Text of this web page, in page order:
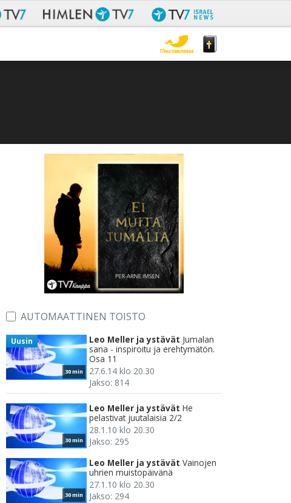
AUTOMAATTINEN TOISTO
30 min
Uusin Leo Meller ja ystävät Jumalan
sana - inspiroitu ja erehtymätön.
Osa 11
27.6.14 klo 20.30
Jakso: 814
30 min
Leo Meller ja ystävät He
pelastivat juutalaisia 2/2
28.1.10 klo 20.30
Jakso: 295
30 min
Leo Meller ja ystävät Vainojen
uhrien muistopäivänä
27.1.10 klo 20.30
Jakso: 294